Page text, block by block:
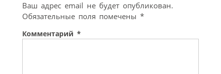
Ваш адрес email не будет опубликован.
Обязательные поля помечены *
Комментарий *